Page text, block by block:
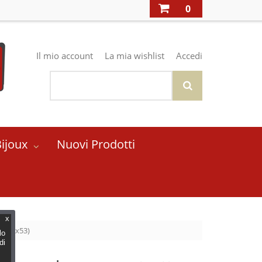
0
Il mio account La mia wishlist Accedi
Nuovi Prodotti
(Gx53)
x